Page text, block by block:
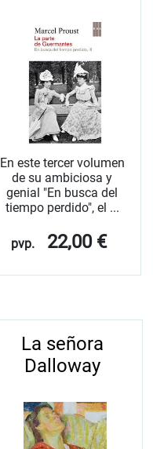
En este tercer volumen
de su ambiciosa y
genial "En busca del
tiempo perdido", el ...
pvp. 22,00 €
La señora
Dalloway